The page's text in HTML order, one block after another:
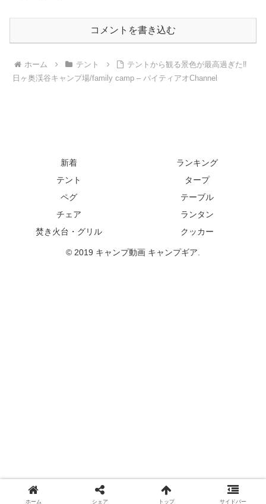
コメントを書き込む
ホーム テント
テントから観る景色が最高過ぎた‼︎
日ヶ奥渓谷キャンプ場/family camp – パイティアオChannel
新着
ランキング
テント
タープ
ペグ
テーブル
チェア
ランタン
焚き火台・グリル
クッカー
© 2019 キャンプ動画 キャンプギア.
ホーム シェア トップ サイドバー